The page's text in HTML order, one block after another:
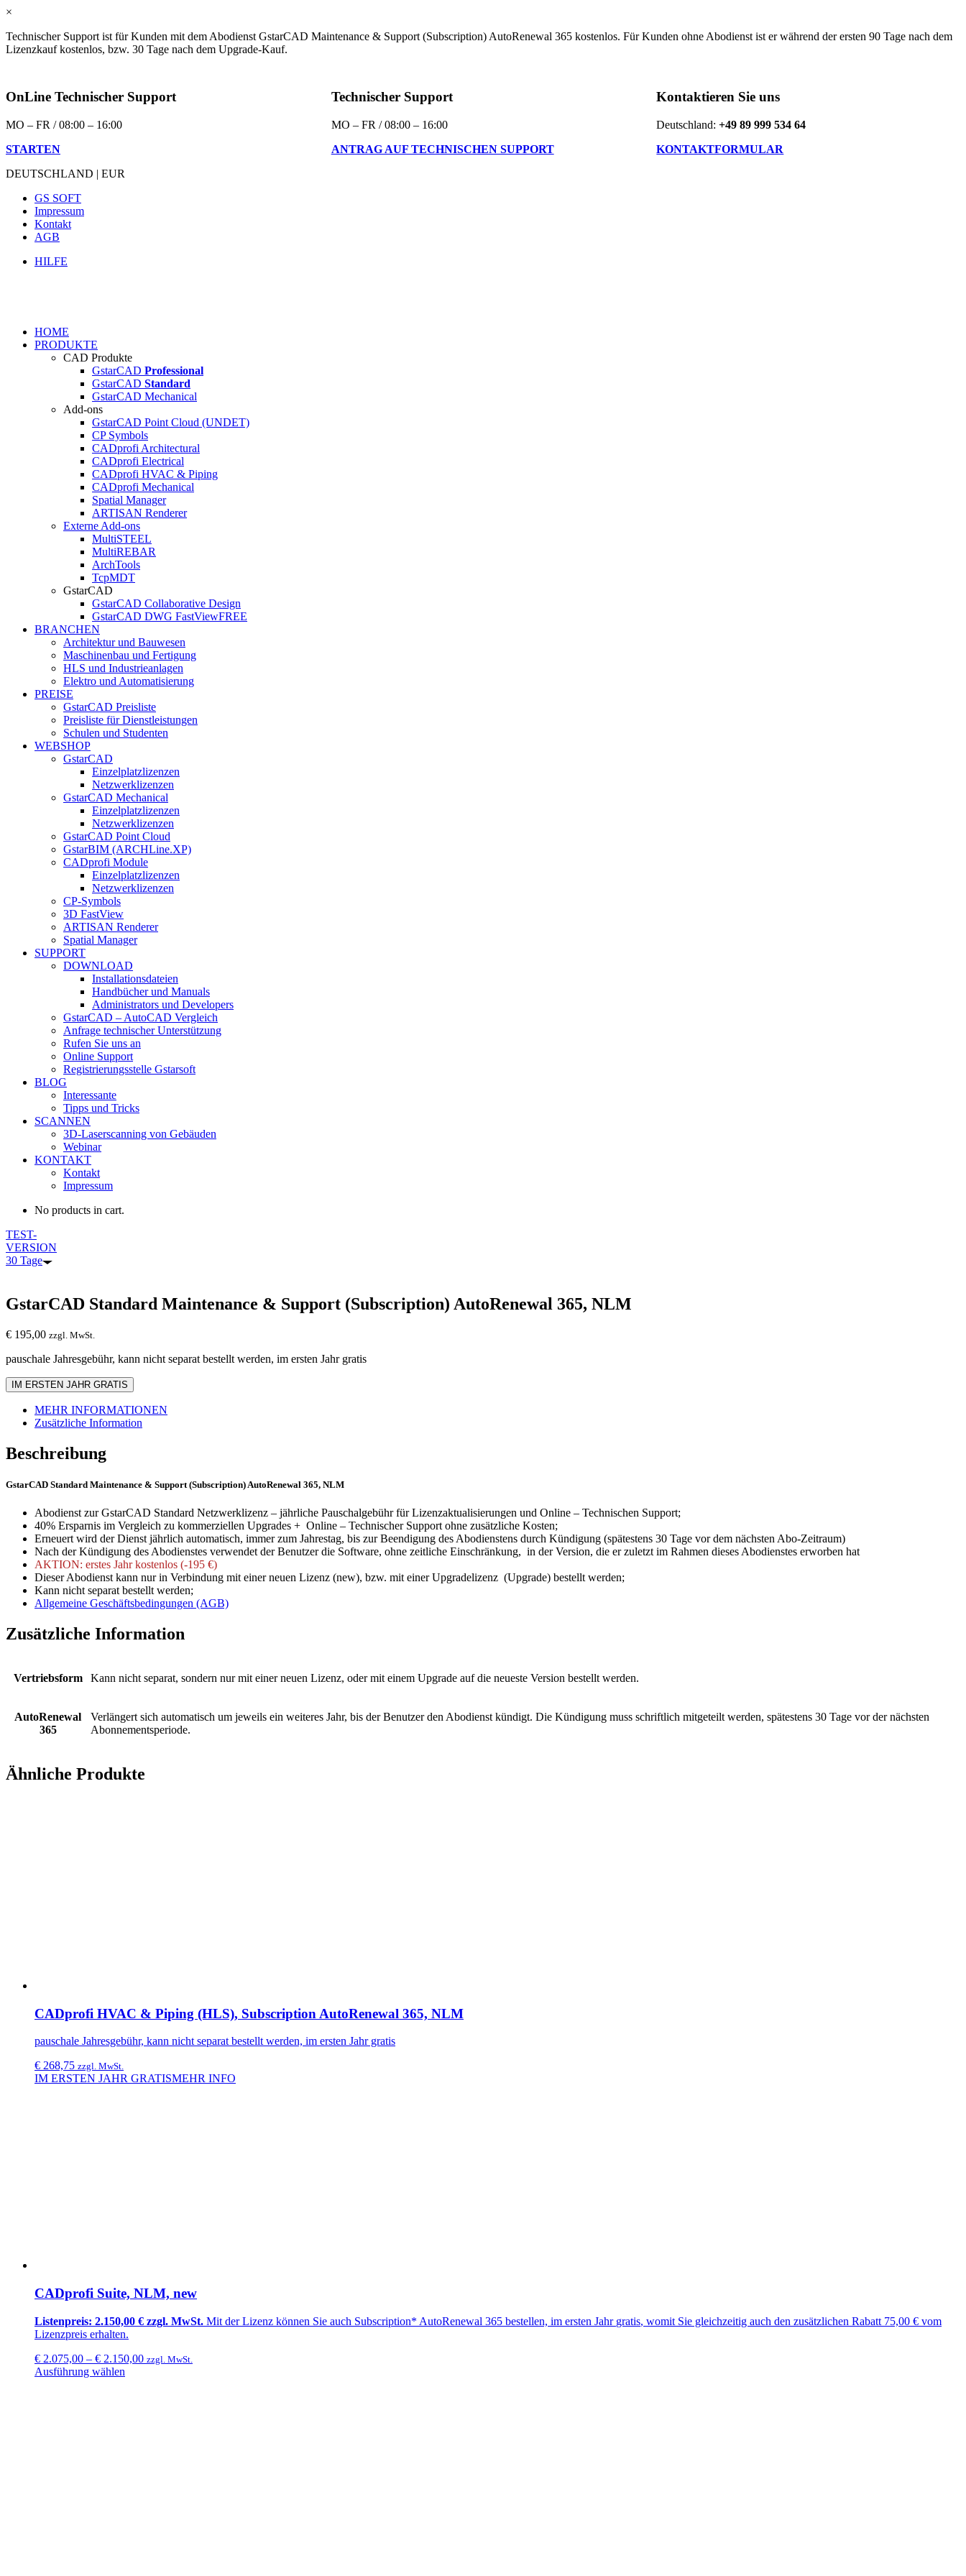
×
Technischer Support ist für Kunden mit dem Abodienst GstarCAD Maintenance & Support (Subscription) AutoRenewal 365 kostenlos. Für Kunden ohne Abodienst ist er während der ersten 90 Tage nach dem
Lizenzkauf kostenlos, bzw. 30 Tage nach dem Upgrade-Kauf.
OnLine Technischer Support
MO – FR / 08:00 – 16:00
STARTEN
Technischer Support
MO – FR / 08:00 – 16:00
ANTRAG AUF TECHNISCHEN SUPPORT
Kontaktieren Sie uns
Deutschland:+49 89 999 534 64
KONTAKTFORMULAR
DEUTSCHLAND | EUR
GS SOFT
Impressum
Kontakt
AGB
HILFE
HOME
PRODUKTE
CAD Produkte
GstarCAD Professional
GstarCAD Standard
GstarCAD Mechanical
Add-ons
GstarCAD Point Cloud (UNDET)
CP Symbols
CADprofi Architectural
CADprofi Electrical
CADprofi HVAC & Piping
CADprofi Mechanical
Spatial Manager
ARTISAN Renderer
Externe Add-ons
MultiSTEEL
MultiREBAR
ArchTools
TcpMDT
GstarCAD
GstarCAD Collaborative Design
GstarCAD DWG FastViewFREE
BRANCHEN
Architektur und Bauwesen
Maschinenbau und Fertigung
HLS und Industrieanlagen
Elektro und Automatisierung
PREISE
GstarCAD Preisliste
Preisliste für Dienstleistungen
Schulen und Studenten
WEBSHOP
GstarCAD
Einzelplatzlizenzen
Netzwerklizenzen
GstarCAD Mechanical
Einzelplatzlizenzen
Netzwerklizenzen
GstarCAD Point Cloud
GstarBIM (ARCHLine.XP)
CADprofi Module
Einzelplatzlizenzen
Netzwerklizenzen
CP-Symbols
3D FastView
ARTISAN Renderer
Spatial Manager
SUPPORT
DOWNLOAD
Installationsdateien
Handbücher und Manuals
Administrators und Developers
GstarCAD – AutoCAD Vergleich
Anfrage technischer Unterstützung
Rufen Sie uns an
Online Support
Registrierungsstelle Gstarsoft
BLOG
Interessante
Tipps und Tricks
SCANNEN
3D-Laserscanning von Gebäuden
Webinar
KONTAKT
Kontakt
Impressum
No products in cart.
TEST-
VERSION
30 Tage
GstarCAD Standard Maintenance & Support (Subscription) AutoRenewal 365, NLM
€ 195,00 zzgl. MwSt.
pauschale Jahresgebühr, kann nicht separat bestellt werden, im ersten Jahr gratis
IM ERSTEN JAHR GRATIS
MEHR INFORMATIONEN
Zusätzliche Information
Beschreibung
GstarCAD Standard Maintenance & Support (Subscription) AutoRenewal 365, NLM
Abodienst zur GstarCAD Standard Netzwerklizenz – jährliche Pauschalgebühr für Lizenzaktualisierungen und Online – Technischen Support;
40% Ersparnis im Vergleich zu kommerziellen Upgrades + Online – Technischer Support ohne zusätzliche Kosten;
Erneuert wird der Dienst jährlich automatisch, immer zum Jahrestag, bis zur Beendigung des Abodienstens durch Kündigung (spätestens 30 Tage vor dem nächsten Abo-Zeitraum)
Nach der Kündigung des Abodienstes verwendet der Benutzer die Software, ohne zeitliche Einschränkung, in der Version, die er zuletzt im Rahmen dieses Abodienstes erworben hat
AKTION: erstes Jahr kostenlos (-195 €)
Dieser Abodienst kann nur in Verbindung mit einer neuen Lizenz (new), bzw. mit einer Upgradelizenz (Upgrade) bestellt werden;
Kann nicht separat bestellt werden;
Allgemeine Geschäftsbedingungen (AGB)
Zusätzliche Information
Vertriebsform Kann nicht separat, sondern nur mit einer neuen Lizenz, oder mit einem Upgrade auf die neueste Version bestellt werden.
AutoRenewal
365
Verlängert sich automatisch um jeweils ein weiteres Jahr, bis der Benutzer den Abodienst kündigt. Die Kündigung muss schriftlich mitgeteilt werden, spätestens 30 Tage vor der nächsten
Abonnementsperiode.
Ähnliche Produkte
CADprofi HVAC & Piping (HLS), Subscription AutoRenewal 365, NLM
pauschale Jahresgebühr, kann nicht separat bestellt werden, im ersten Jahr gratis
€ 268,75 zzgl. MwSt.
IM ERSTEN JAHR GRATISMEHR INFO
CADprofi Suite, NLM, new
Listenpreis: 2.150,00 € zzgl. MwSt. Mit der Lizenz können Sie auch Subscription* AutoRenewal 365 bestellen, im ersten Jahr gratis, womit Sie gleichzeitig auch den zusätzlichen Rabatt 75,00 € vom
Lizenzpreis erhalten.
€ 2.075,00 – € 2.150,00 zzgl. MwSt.
Ausführung wählen